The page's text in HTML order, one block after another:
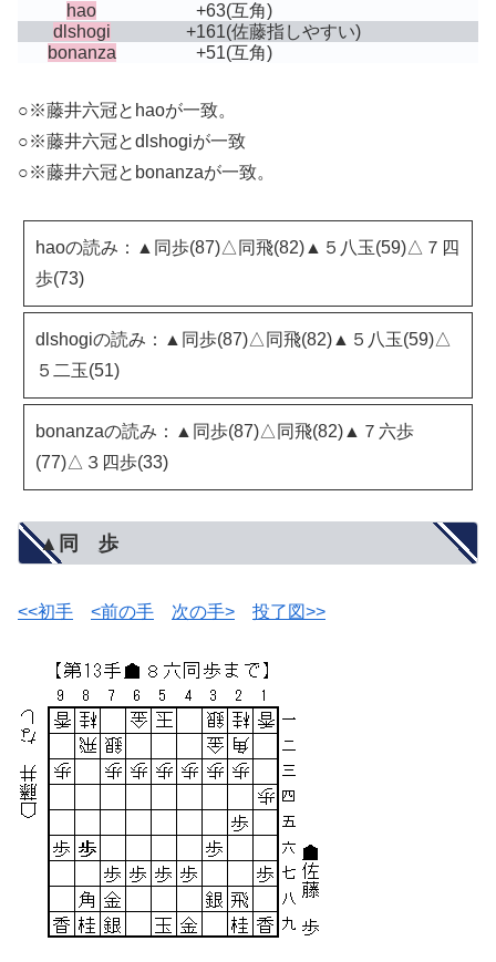
hao +63(互角)
dlshogi
+161(佐藤指しやすい)
bonanza
+51(互角)
○※藤井六冠とhaoが一致。
○※藤井六冠とdlshogiが一致
○※藤井六冠とbonanzaが一致。
haoの読み：▲同歩(87)△同飛(82)▲５八玉(59)△７四
歩(73)
dlshogiの読み：▲同歩(87)△同飛(82)▲５八玉(59)△
５二玉(51)
bonanzaの読み：▲同歩(87)△同飛(82)▲７六歩
(77)△３四歩(33)
▲同 歩
<<初手 <前の手 次の手> 投了図>>